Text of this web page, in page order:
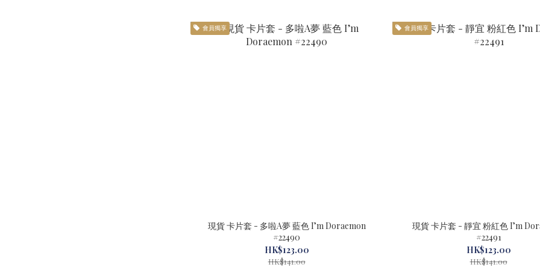
會員獨享
現貨 卡片套 - 多啦A夢 藍色 I’m Doraemon
#22490
HK$123.00
HK$141.00
會員獨享
現貨 卡片套 - 靜宜 粉紅色 I’m
#22491
HK$123.00
HK$141.00